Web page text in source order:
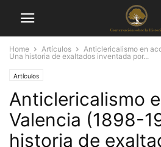
Home Artículos
Anticlericalismo en
Una historia de exaltados inventada por...
Artículos
Anticlericalismo
Valencia (1898-
historia de